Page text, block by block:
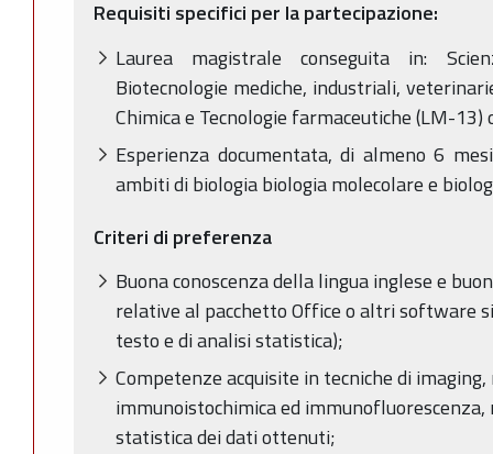
Requisiti specifici per la partecipazione:
Laurea magistrale conseguita in:
Biotecnologie mediche, industriali,
Chimica e Tecnologie farmaceutiche (LM-
Esperienza documentata, di almeno 6
ambiti di biologia biologia molecolare e
Criteri di preferenza
Buona conoscenza della lingua inglese e
relative al pacchetto Office o altri software
testo e di analisi statistica);
Competenze acquisite in tecniche di
immunoistochimica ed
statistica dei dati ottenuti;